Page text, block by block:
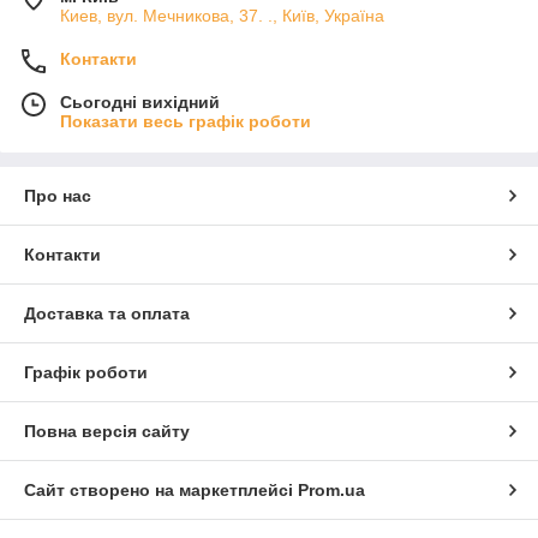
Киев, вул. Мечникова, 37. ., Київ, Україна
Контакти
Сьогодні вихідний
Показати весь графік роботи
Про нас
Контакти
Доставка та оплата
Графік роботи
Повна версія сайту
Сайт створено на маркетплейсі Prom.ua